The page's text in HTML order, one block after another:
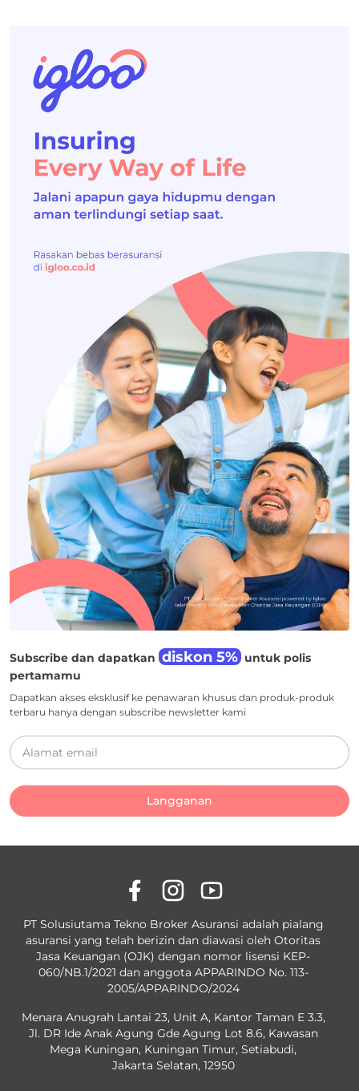
Subscribe dan dapatkan diskon 5% untuk polis
pertamamu
Dapatkan akses eksklusif ke penawaran khusus dan produk-produk
terbaru hanya dengan subscribe newsletter kami
Langganan
PT Solusiutama Tekno Broker Asuransi adalah pialang
asuransi yang telah berizin dan diawasi oleh Otoritas
Jasa Keuangan (OJK) dengan nomor lisensi KEP-
060/NB.1/2021 dan anggota APPARINDO No. 113-
2005/APPARINDO/2024
Menara Anugrah Lantai 23, Unit A, Kantor Taman E 3.3,
Jl. DR Ide Anak Agung Gde Agung Lot 8.6, Kawasan
Mega Kuningan, Kuningan Timur, Setiabudi,
Jakarta Selatan, 12950